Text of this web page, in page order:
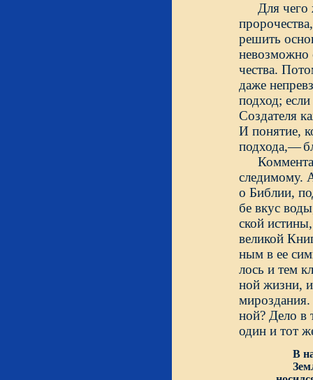
Для
решить
невозможно
чества.
даже
подход;
Создателя
И понятие,
подхода,—
следимому.
о Библии,
бе вкус
ской
великой
ным в ее
лось и тем
ной жизни,
ной? Дело в
один и тот
В